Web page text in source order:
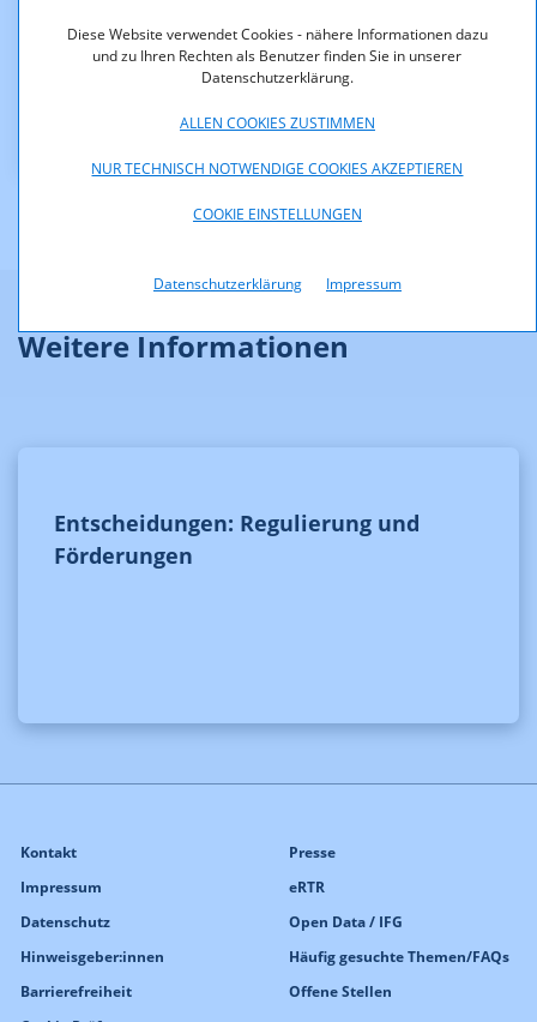
Diese Website verwendet Cookies - nähere Informationen dazu
und zu Ihren Rechten als Benutzer finden Sie in unserer
Datenschutzerklärung.
ALLEN COOKIES ZUSTIMMEN
NUR TECHNISCH NOTWENDIGE COOKIES AKZEPTIEREN
COOKIE EINSTELLUNGEN
Datenschutzerklärung Impressum
Downloads
Plu.pdf (pdf, 154,2 KB)
Weitere Informationen
Entscheidungen: Regulierung und
Förderungen
Kontakt
Impressum
Datenschutz
Hinweisgeber:innen
Barrierefreiheit
Presse
eRTR
Open Data / IFG
Häufig gesuchte Themen/FAQs
Offene Stellen